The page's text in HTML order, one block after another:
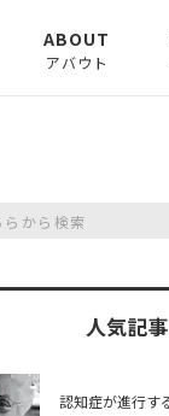
ABOUT
アバウト
人気記事
認知症が進行す